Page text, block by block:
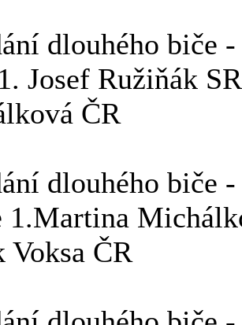
dlouhého biče
Josef Ružiňák
ČR
dlouhého biče
1.Martina
Voksa ČR